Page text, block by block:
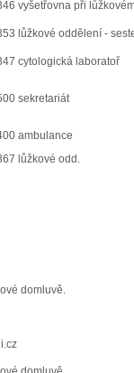
vyšetřovna při
lůžkové oddělení -
cytologická laboratoř
sekretariát
ambulance
lůžkové odd.
domluvě.